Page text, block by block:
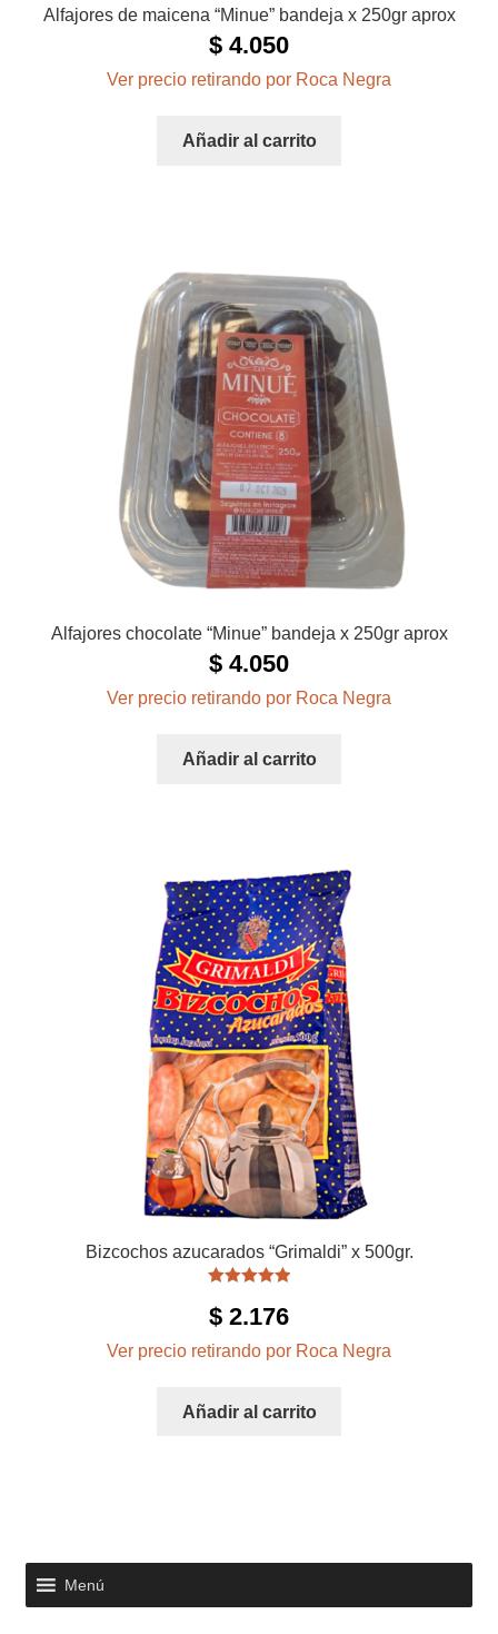
Alfajores de maicena “Minue” bandeja x 250gr aprox
$ 4.050
Ver precio retirando por Roca Negra
Añadir al carrito
Alfajores chocolate “Minue” bandeja x 250gr aprox
$ 4.050
Ver precio retirando por Roca Negra
Añadir al carrito
Bizcochos azucarados “Grimaldi” x 500gr.
5.00de 5
$ 2.176
Ver precio retirando por Roca Negra
Añadir al carrito
Menú